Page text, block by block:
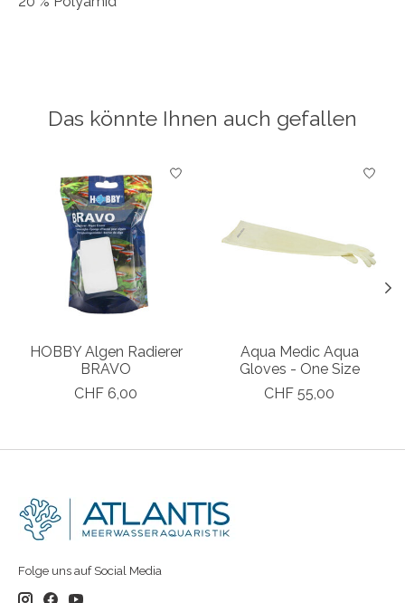
Das könnte Ihnen auch gefallen
Produkt-Karussell-Artikel
HOBBY Algen Radierer
BRAVO
CHF 6,00
Aqua Medic Aqua
Gloves - One Size
CHF 55,00
Folge uns auf Social Media